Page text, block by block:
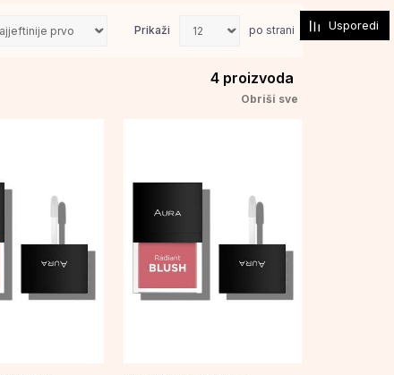
Prikaži po strani
4 proizvoda
Obriši sve
Usporedi